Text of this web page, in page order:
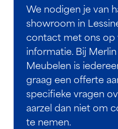
We nodigen je van
showroom in
contact met ons op
informatie. Bij
Meubelen is
graag een offerte
specifieke vragen
aarzel dan niet om
te nemen.